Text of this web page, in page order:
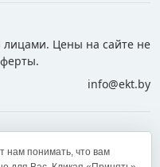
лицами. Цены на сайте не
info@ekt.by
zakaz@ekt.by
нам понимать, что вам